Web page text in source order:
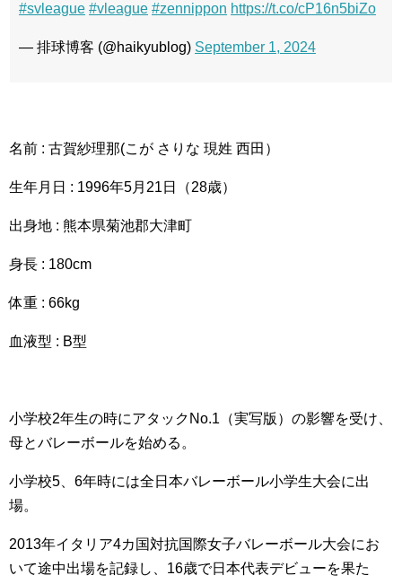
#svleague #vleague #zennippon https://t.co/cP16n5biZo
— 排球博客 (@haikyublog) September 1, 2024
名前 : 古賀紗理那(こが さりな 現姓 西田）
生年月日 : 1996年5月21日（28歳）
出身地 : 熊本県菊池郡大津町
身長 : 180cm
体重 : 66kg
血液型 : B型
小学校2年生の時にアタックNo.1（実写版）の影響を受け、
母とバレーボールを始める。
小学校5、6年時には全日本バレーボール小学生大会に出
場。
2013年イタリア4カ国対抗国際女子バレーボール大会にお
いて途中出場を記録し、16歳で日本代表デビューを果た